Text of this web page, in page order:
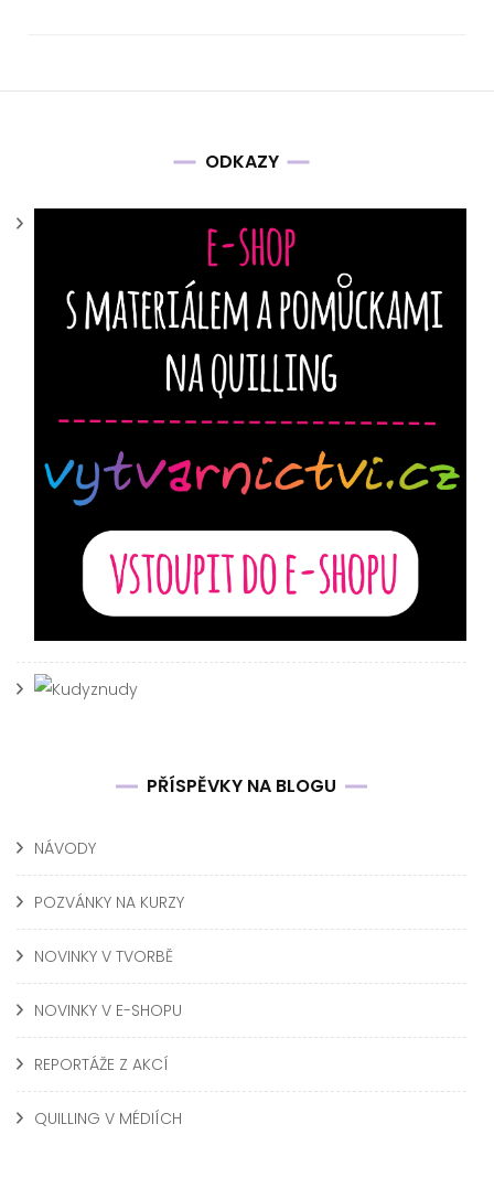
ODKAZY
PŘÍSPĚVKY NA BLOGU
NÁVODY
POZVÁNKY NA KURZY
NOVINKY V TVORBĚ
NOVINKY V E-SHOPU
REPORTÁŽE Z AKCÍ
QUILLING V MÉDIÍCH